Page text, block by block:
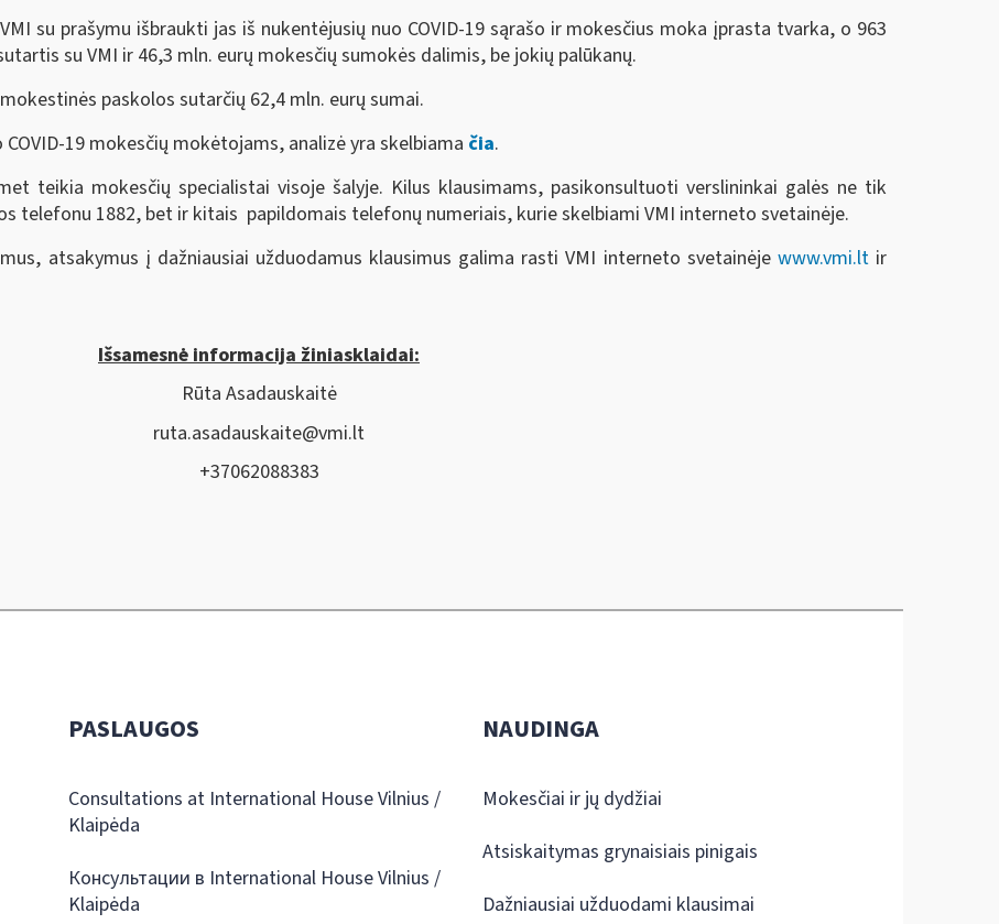
su prašymu išbraukti jas iš nukentėjusių nuo COVID-19 sąrašo ir mokesčius moka įprasta tvarka, o 963
su VMI ir 46,3 mln. eurų mokesčių sumokės dalimis, be jokių palūkanų.
paskolos sutarčių 62,4 mln. eurų sumai.
19 mokesčių mokėtojams, analizė yra skelbiama čia.
teikia mokesčių specialistai visoje šalyje. Kilus klausimams, pasikonsultuoti verslininkai galės ne tik
telefonu 1882, bet ir kitais papildomais telefonų numeriais, kurie skelbiami VMI interneto svetainėje.
atsakymus į dažniausiai užduodamus klausimus galima rasti VMI interneto svetainėje www.vmi.ltir
Išsamesnė informacija žiniasklaidai:
Rūta Asadauskaitė
ruta.asadauskaite@vmi.lt
+37062088383
PASLAUGOS
Consultations at International House Vilnius /
Klaipėda
Консультации в International House Vilnius /
Klaipėda
NAUDINGA
Mokesčiai ir jų dydžiai
Atsiskaitymas grynaisiais pinigais
Dažniausiai užduodami klausimai